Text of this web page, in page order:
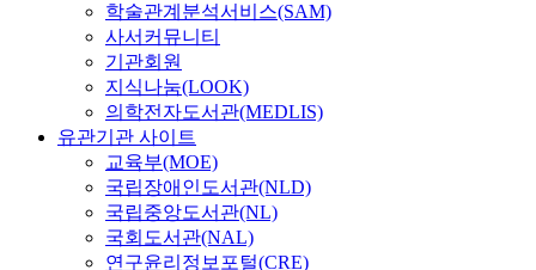
학술관계분석서비스(SAM)
사서커뮤니티
기관회원
지식나눔(LOOK)
의학전자도서관(MEDLIS)
유관기관 사이트
교육부(MOE)
국립장애인도서관(NLD)
국립중앙도서관(NL)
국회도서관(NAL)
연구윤리정보포털(CRE)